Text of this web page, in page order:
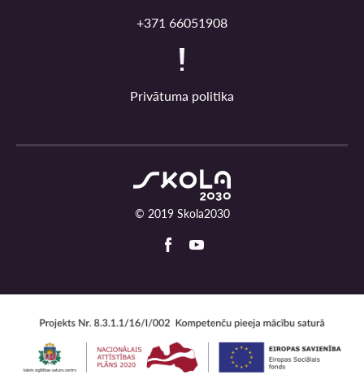
+371 66051908
Privātuma politika
© 2019 Skola2030